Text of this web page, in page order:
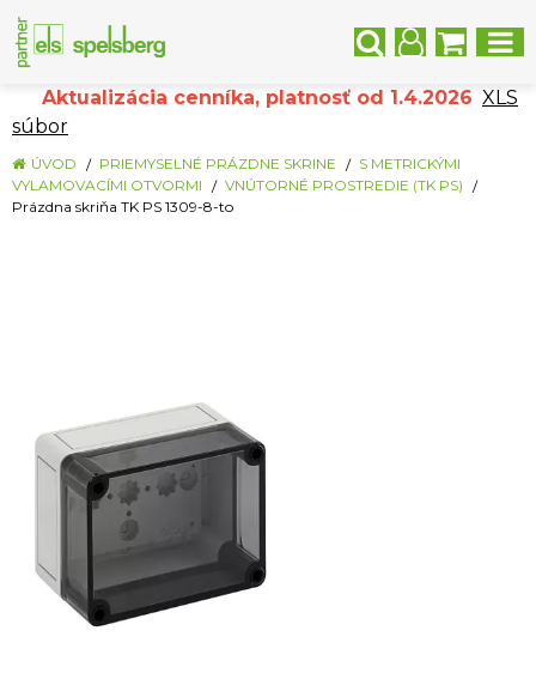
Aktualizácia cenníka, platnosť od 1.4.2026 XLS
súbor
ÚVOD PRIEMYSELNÉ PRÁZDNE SKRINE
S METRICKÝMI
VYLAMOVACÍMI OTVORMI
VNÚTORNÉ PROSTREDIE (TK PS)
Prázdna skriňa TK PS 1309-8-to